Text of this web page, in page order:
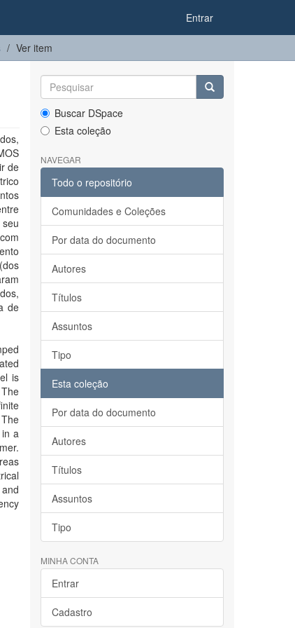
Entrar
Ver item
de
de
is
a
Buscar DSpace
Esta coleção
NAVEGAR
Todo o repositório
Comunidades e Coleções
Por data do documento
Autores
Títulos
Assuntos
Tipo
Esta coleção
Por data do documento
Autores
Títulos
Assuntos
Tipo
MINHA CONTA
Entrar
Cadastro